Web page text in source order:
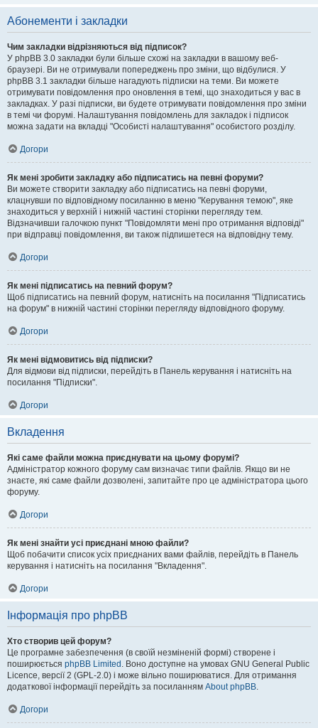
Абонементи і закладки
Чим закладки відрізняються від підписок?
У phpBB 3.0 закладки були більше схожі на закладки в вашому веб-
браузері. Ви не отримували попереджень про зміни, що відбулися. У
phpBB 3.1 закладки більше нагадують підписки на теми. Ви можете
отримувати повідомлення про оновлення в темі, що знаходиться у вас в
закладках. У разі підписки, ви будете отримувати повідомлення про зміни
в темі чи форумі. Налаштування повідомлень для закладок і підписок
можна задати на вкладці "Особисті налаштування" особистого розділу.
Догори
Як мені зробити закладку або підписатись на певні форуми?
Ви можете створити закладку або підписатись на певні форуми,
клацнувши по відповідному посиланню в меню "Керування темою", яке
знаходиться у верхній і нижній частині сторінки перегляду тем.
Відзначивши галочкою пункт "Повідомляти мені про отримання відповіді"
при відправці повідомлення, ви також підпишетеся на відповідну тему.
Догори
Як мені підписатись на певний форум?
Щоб підписатись на певний форум, натисніть на посилання "Підписатись
на форум" в нижній частині сторінки перегляду відповідного форуму.
Догори
Як мені відмовитись від підписки?
Для відмови від підписки, перейдіть в Панель керування і натисніть на
посилання "Підписки".
Догори
Вкладення
Які саме файли можна приєднувати на цьому форумі?
Адміністратор кожного форуму сам визначає типи файлів. Якщо ви не
знаєте, які саме файли дозволені, запитайте про це адміністратора цього
форуму.
Догори
Як мені знайти усі приєднані мною файли?
Щоб побачити список усіх приєднаних вами файлів, перейдіть в Панель
керування і натисніть на посилання "Вкладення".
Догори
Інформація про phpBB
Хто створив цей форум?
Це програмне забезпечення (в своїй незміненій формі) створене і
поширюється phpBB Limited . Воно доступне на умовах GNU General Public
Licence, версії 2 (GPL-2.0) і може вільно поширюватися. Для отримання
додаткової інформації перейдіть за посиланням About phpBB.
Догори